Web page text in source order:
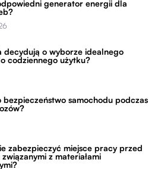
generator energii dla
decydują o wyborze idealnego
codziennego użytku?
samochodu podczas
zabezpieczyć miejsce pracy przed
z materiałami